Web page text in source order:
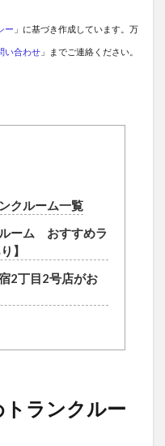
ー 」に基づき作成しています。万
い合わせ 」までご連絡ください。
クルーム一覧
ーム おすすめラ
】
2丁目2号店がお
ランクルー